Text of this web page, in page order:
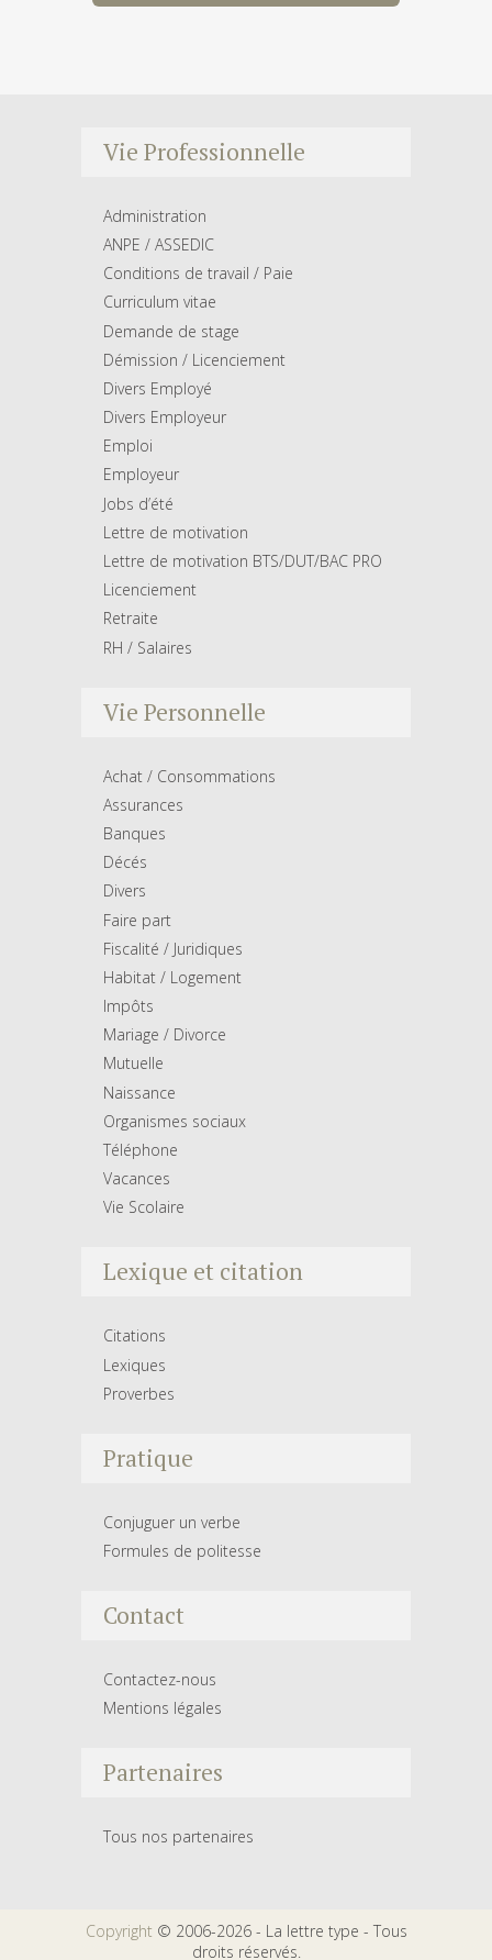
Vie Professionnelle
Administration
ANPE / ASSEDIC
Conditions de travail / Paie
Curriculum vitae
Demande de stage
Démission / Licenciement
Divers Employé
Divers Employeur
Emploi
Employeur
Jobs d’été
Lettre de motivation
Lettre de motivation BTS/DUT/BAC PRO
Licenciement
Retraite
RH / Salaires
Vie Personnelle
Achat / Consommations
Assurances
Banques
Décés
Divers
Faire part
Fiscalité / Juridiques
Habitat / Logement
Impôts
Mariage / Divorce
Mutuelle
Naissance
Organismes sociaux
Téléphone
Vacances
Vie Scolaire
Lexique et citation
Citations
Lexiques
Proverbes
Pratique
Conjuguer un verbe
Formules de politesse
Contact
Contactez-nous
Mentions légales
Partenaires
Tous nos partenaires
Copyright © 2006-2026 - La lettre type - Tous
droits réservés.